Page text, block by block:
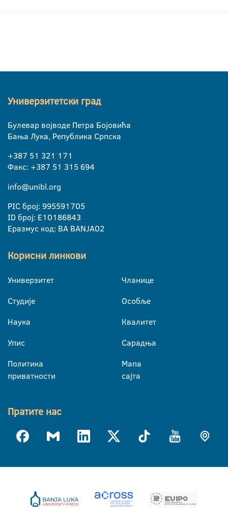
Универзитетски град
Булевар војводе Петра Бојовића
Бања Лука, Република Српска
+387 51 321 171
Факс: +387 51 315 694
info@unibl.org
PIC број: 995591705
ID број: E10186843
Еразмус код: BA BANJA02
Корисни линкови
Универзитет
Студије
Наука
Упис
Политика
приватности
Чланице
Особље
Квалитет
Сарадња
Мапа
сајта
Пратите нас